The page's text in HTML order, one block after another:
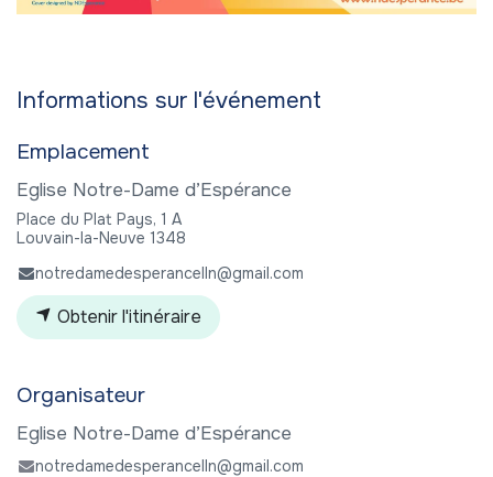
Informations sur l'événement
Emplacement
Eglise Notre-Dame d’Espérance
Place du Plat Pays, 1 A
Louvain-la-Neuve 1348
notredamedesperancelln@gmail.com
Obtenir l'itinéraire
Organisateur
Eglise Notre-Dame d’Espérance
notredamedesperancelln@gmail.com